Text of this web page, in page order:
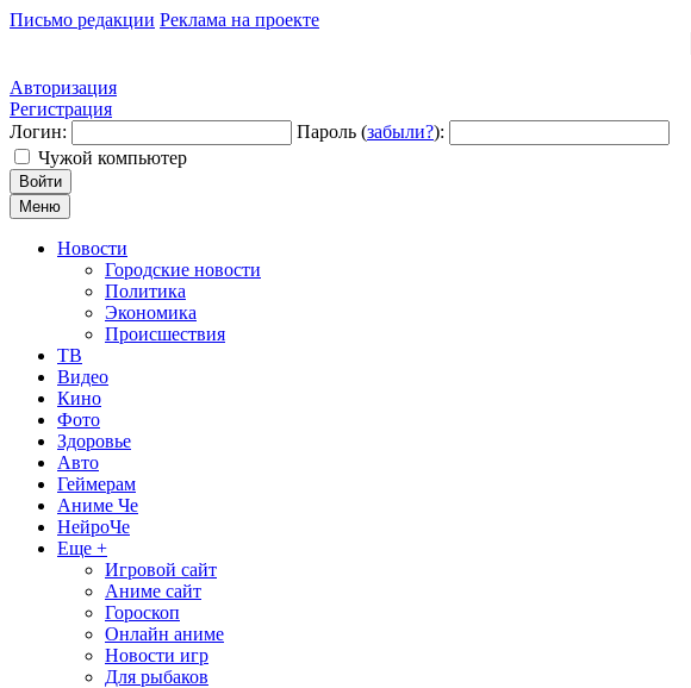
Письмо редакции Реклама на проекте
Авторизация
Регистрация
Логин:
Пароль (забыли?):
Чужой компьютер
Войти
Меню
Новости
Городские новости
Политика
Экономика
Происшествия
ТВ
Видео
Кино
Фото
Здоровье
Авто
Геймерам
Аниме Че
НейроЧе
Еще +
Игровой сайт
Аниме сайт
Гороскоп
Онлайн аниме
Новости игр
Для рыбаков